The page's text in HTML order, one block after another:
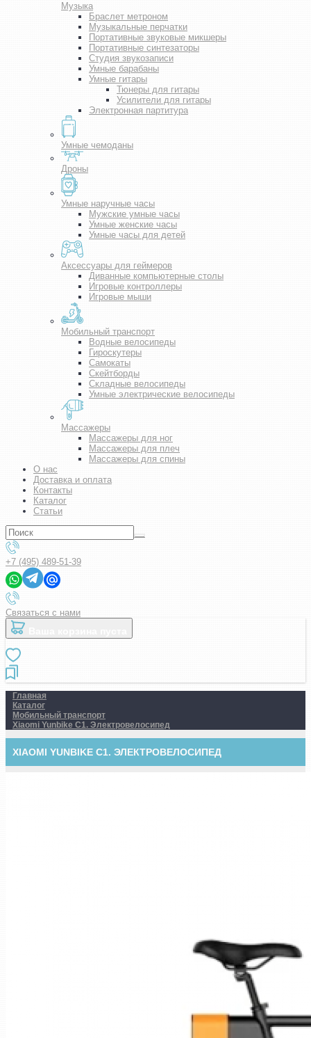
Музыка
Браслет метроном
Музыкальные перчатки
Портативные звуковые микшеры
Портативные синтезаторы
Студия звукозаписи
Умные барабаны
Умные гитары
Тюнеры для гитары
Усилители для гитары
Электронная партитура
Умные чемоданы
Дроны
Умные наручные часы
Мужские умные часы
Умные женские часы
Умные часы для детей
Аксессуары для геймеров
Диванные компьютерные столы
Игровые контроллеры
Игровые мыши
Мобильный транспорт
Водные велосипеды
Гироскутеры
Самокаты
Скейтборды
Складные велосипеды
Умные электрические велосипеды
Массажеры
Массажеры для ног
Массажеры для плеч
Массажеры для спины
О нас
Доставка и оплата
Контакты
Каталог
Статьи
+7 (495) 489-51-39
Связаться с нами
Главная
Каталог
Мобильный транспорт
Xiaomi Yunbike C1. Электровелосипед
XIAOMI YUNBIKE C1. ЭЛЕКТРОВЕЛОСИПЕД